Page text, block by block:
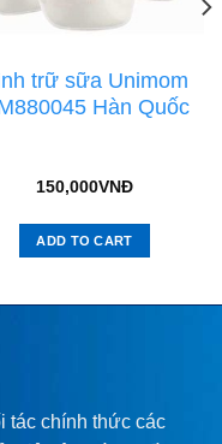
trữ sữa Unimom
Hàn Quốc
150,000VNĐ
ADD TO CART
tác chính thức các